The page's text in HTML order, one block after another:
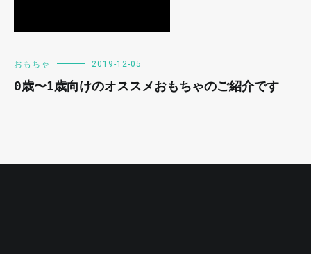
おもちゃ 2019-12-05
0歳〜1歳向けのオススメおもちゃのご紹介です